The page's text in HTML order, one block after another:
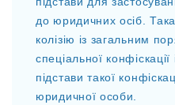
до юридичних осіб.
колізію із загальним
спеціальної
підстави такої
юридичної особи.